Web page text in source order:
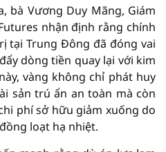
bà Vương Duy Mãng, Giám
nhận định rằng chính
tại Trung Đông đã đóng vai
dòng tiền quay lại với kim
vàng không chỉ phát huy
sản trú ẩn an toàn mà còn
phí sở hữu giảm xuống do
loạt hạ nhiệt.